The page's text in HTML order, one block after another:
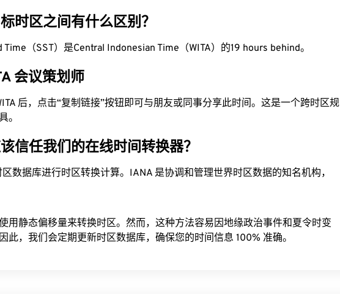
时区之间有什么区别？
Time（SST）是Central Indonesian Time（WITA）的19 hours behind。
会议策划师
后，点击“复制链接”按钮即可与朋友或同事分享此时间。这是一个跨时区规
。
信任我们的在线时间转换器？
区数据库进行时区转换计算。IANA 是协调和管理世界时区数据的知名机构，
用静态偏移量来转换时区。然而，这种方法容易因地缘政治事件和夏令时变
此，我们会定期更新时区数据库，确保您的时间信息 100% 准确。